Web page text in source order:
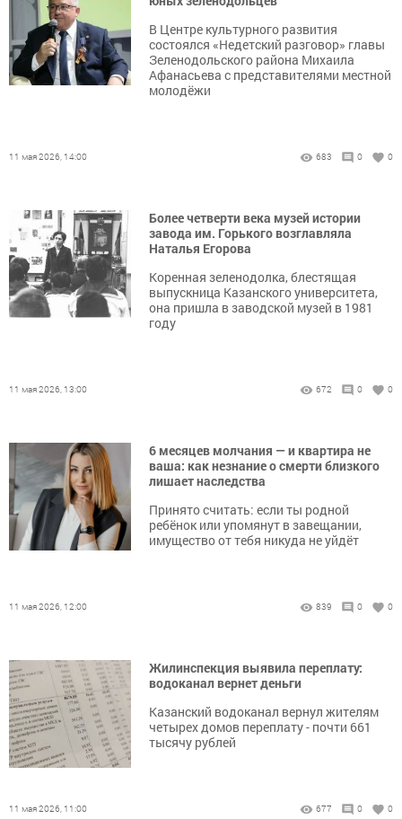
В Центре культурного развития
состоялся «Недетский разговор» главы
Зеленодольского района Михаила
Афанасьева с представителями местной
молодёжи
11 мая 2026, 14:00 683 0 0
Более четверти века музей истории
завода им. Горького возглавляла
Наталья Егорова
Коренная зеленодолка, блестящая
выпускница Казанского университета,
она пришла в заводской музей в 1981
году
11 мая 2026, 13:00 672 0 0
6 месяцев молчания — и квартира не
ваша: как незнание о смерти близкого
лишает наследства
Принято считать: если ты родной
ребёнок или упомянут в завещании,
имущество от тебя никуда не уйдёт
11 мая 2026, 12:00 839 0 0
Жилинспекция выявила переплату:
водоканал вернет деньги
Казанский водоканал вернул жителям
четырех домов переплату - почти 661
тысячу рублей
11 мая 2026, 11:00 677 0 0